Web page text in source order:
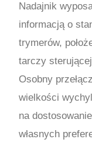
Nadajnik
informacją o
trymerów,
tarczy
Osobny
wielkości
na
własnych